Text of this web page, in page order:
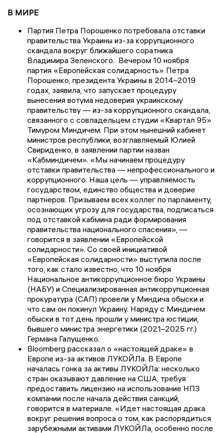
В МИРЕ
Партия Петра Порошенко потребовала отставки
правительства Украины из-за коррупционного
скандала вокруг ближайшего соратника
Владимира Зеленского. Вечером 10 ноября
партия «Европейская солидарность» Петра
Порошенко, президента Украины в 2014–2019
годах, заявила, что запускает процедуру
вынесения вотума недоверия украинскому
правительству — из-за коррупционного скандала,
связанного с совладельцем студии «Квартал 95»
Тимуром Миндичем. При этом нынешний кабинет
министров республики, возглавляемый Юлией
Свириденко, в заявлении партии назван
«Кабминдичем». «Мы начинаем процедуру
отставки правительства — непрофессионального и
коррупционного. Наша цель — управляемость
государством, единство общества и доверие
партнеров. Призываем всех коллег по парламенту,
осознающих угрозу для государства, подписаться
под отставкой кабмина ради формирования
правительства национального спасения», —
говорится в заявлении «Европейской
солидарности». Со своей инициативой
«Европейская солидарности» выступила после
того, как стало известно, что 10 ноября
Национальное антикоррупционное бюро Украины
(НАБУ) и Специализированная антикоррупционная
прокуратура (САП) провели у Миндича обыски и
что сам он покинул Украину. Наряду с Миндичем
обыски в тот день прошли у министра юстиции,
бывшего министра энергетики (2021–2025 гг.)
Германа Галущенко.
Bloomberg рассказал о «настоящей драке» в
Европе из-за активов ЛУКОЙЛа. В Европе
началась гонка за активы ЛУКОЙЛа: несколько
стран оказывают давление на США, требуя
предоставить лицензию на использование НПЗ
компании после начала действия санкций,
говорится в материале. «Идет настоящая драка
вокруг решения вопроса о том, как распорядиться
зарубежными активами ЛУКОЙЛа, особенно после